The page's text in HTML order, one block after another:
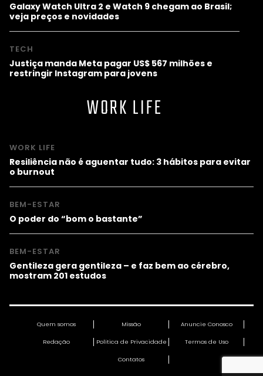
Galaxy Watch Ultra 2 e Watch 9 chegam ao Brasil;
veja preços e novidades
TECH
Justiça manda Meta pagar US$ 567 milhões e
restringir Instagram para jovens
WORK LIFE
WORK LIFE
Resiliência não é aguentar tudo: 3 hábitos para evitar
o burnout
BEM-ESTAR
O poder do “bom o bastante”
BEM-ESTAR
Gentileza gera gentileza – e faz bem ao cérebro,
mostram 201 estudos
Quem somos Missão Anuncie Conosco
Redação Política de Privacidade Termos de Uso
Contatos